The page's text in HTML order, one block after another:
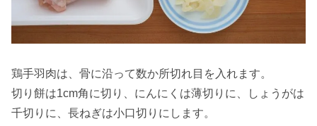
鶏手羽肉は、骨に沿って数か所切れ目を入れます。
切り餅は1cm角に切り、にんにくは薄切りに、しょうがは
千切りに、長ねぎは小口切りにします。